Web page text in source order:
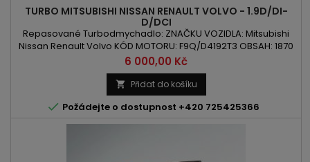
TURBO MITSUBISHI NISSAN RENAULT VOLVO - 1.9D/DI-
D/DCI
Repasované Turbodmychadlo: ZNAČKU VOZIDLA: Mitsubishi
Nissan Renault Volvo KÓD MOTORU: F9Q/D4192T3 OBSAH: 1870
ccm 1.9D/DI-D/DCI VÝKON : 85kW/115PS / 88kW/120PS ROK
VÝROBY: 2000 -
Cena
6 000,00 Kč
 Přidat do košíku
 Požádejte o dostupnost +420 725425366